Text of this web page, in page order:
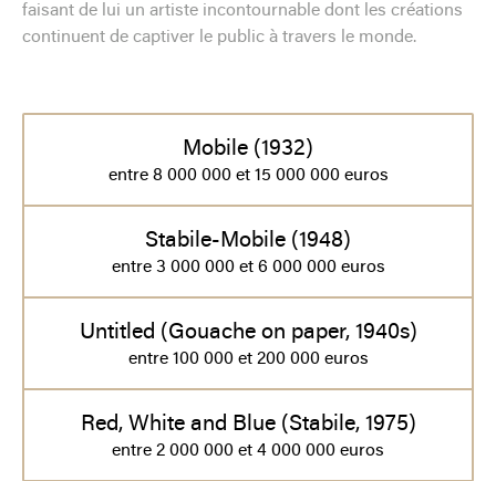
faisant de lui un artiste incontournable dont les créations
continuent de captiver le public à travers le monde.
Mobile (1932)
entre 8 000 000 et 15 000 000 euros
Stabile-Mobile (1948)
entre 3 000 000 et 6 000 000 euros
Untitled (Gouache on paper, 1940s)
entre 100 000 et 200 000 euros
Red, White and Blue (Stabile, 1975)
entre 2 000 000 et 4 000 000 euros